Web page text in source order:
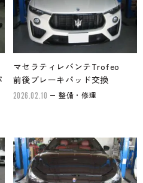
マセラティレバンテTrofeo
前後ブレーキパッド交換
2026.02.10 整備・修理